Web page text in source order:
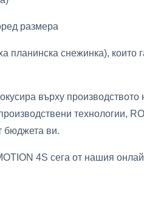
размера
снежинка), които
върху
технологии,
бюджета ви.
4S сега от нашия